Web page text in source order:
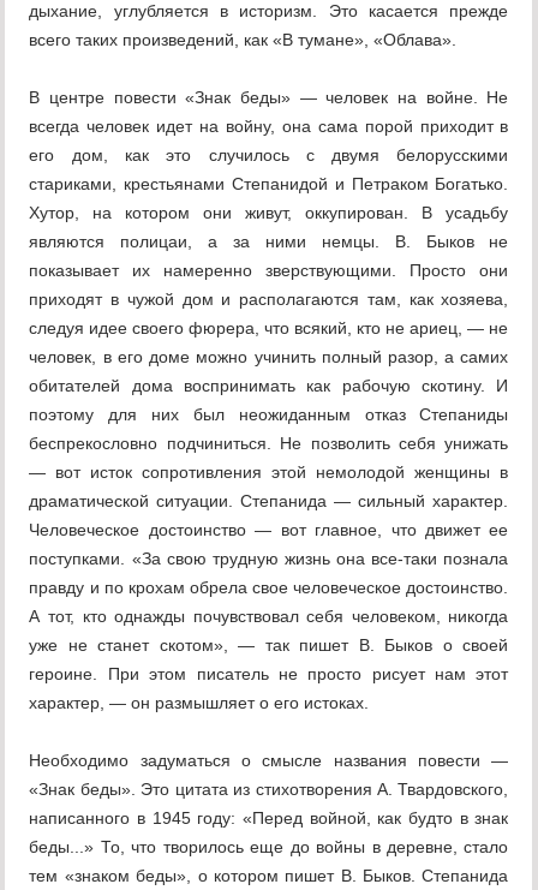
дыхание, углубляется в историзм. Это касается прежде
всего таких произве­дений, как «В тумане», «Облава».
В центре повести «Знак беды» — человек на войне. Не
всегда человек идет на войну, она сама порой приходит в
его дом, как это случилось с двумя белорусскими
стариками, крестьянами Степанидой и Петраком Богатько.
Хутор, на котором они живут, оккупиро­ван. В усадьбу
являются полицаи, а за ними немцы. В. Быков не
показывает их намерен­но зверствующими. Просто они
приходят в чужой дом и располагаются там, как хозяе­ва,
следуя идее своего фюрера, что всякий, кто не ариец, — не
человек, в его доме можно учинить полный разор, а самих
обитателей дома воспринимать как рабочую скотину. И
поэтому для них был неожиданным отказ Степаниды
беспрекословно подчиниться. Не позволить себя унижать
— вот исток сопротивления этой немолодой женщины в
драматической ситуации. Степанида — силь­ный характер.
Человеческое достоинство — вот главное, что движет ее
поступками. «За свою трудную жизнь она все-таки познала
правду и по крохам обрела свое человечес­кое достоинство.
А тот, кто однажды почув­ствовал себя человеком, никогда
уже не станет скотом», — так пишет В. Быков о своей
героине. При этом писатель не про­сто рисует нам этот
характер, — он размы­шляет о его истоках.
Необходимо задуматься о смысле назва­ния повести —
«Знак беды». Это цитата из стихотворения А. Твардовского,
написан­ного в 1945 году: «Перед войной, как будто в знак
беды...» То, что творилось еще до войны в деревне, стало
тем «знаком беды», о котором пишет В. Быков. Степанида